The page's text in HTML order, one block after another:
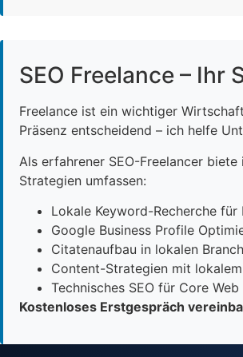
SEO Freelance – Ihr
Freelance ist ein wichtiger
Präsenz entscheidend – ich helfe
Als erfahrener SEO-Freelancer
Strategien umfassen:
Lokale Keyword-Recherche für
Google Business Profile
Citatenaufbau in lokalen
Content-Strategien mit
Technisches SEO für Core
Kostenloses Erstgespräch